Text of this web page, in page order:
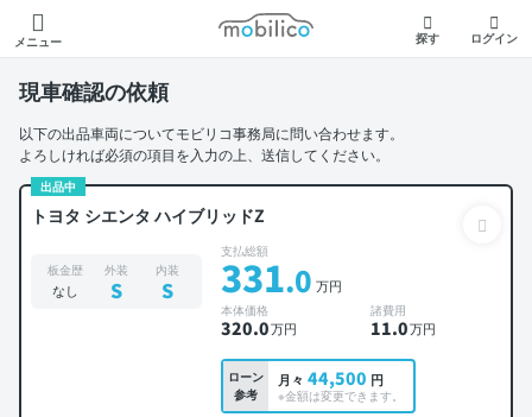
メニュー
モビリコ
探す ログイン
現車確認の依頼
以下の出品車両についてモビリコ事務局に問い合わせます。
よろしければ必須の項目を入力の上、送信してください。
出品中
トヨタ シエンタ ハイブリッドZ
板金歴
なし
外装
S
内装
S
支払総額
331.0 万円
本体価格
320.0万円
諸費用
11.0万円
ローン
参考
月々 44,500 円
※金額は変更できます。